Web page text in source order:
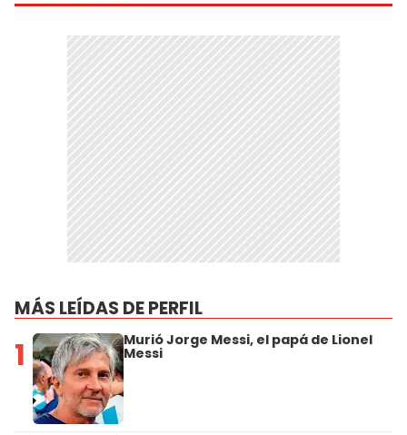
MÁS LEÍDAS DE PERFIL
1 Murió Jorge Messi, el papá de Lionel
Messi